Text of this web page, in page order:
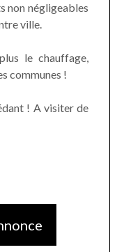
non négligeables
ville.
le chauffage,
communes !
! A visiter de